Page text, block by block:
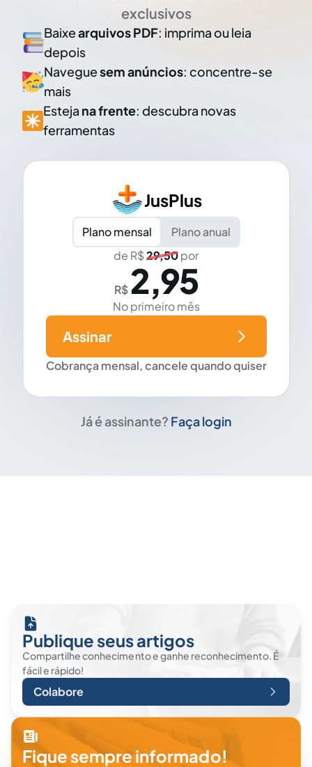
exclusivos
Baixearquivos PDF: imprima ou leia
depois
Naveguesem anúncios: concentre-se
mais
Esteja na frente: descubra novas
ferramentas
JusPlus
Plano mensal
Plano anual
de R$29,50por
R$ 2,95
No primeiro mês
Cobrança mensal, cancele quando quiser
Assinar
Já é assinante? Faça login
Publique seus artigos
Compartilhe conhecimento e ganhe reconhecimento. É
fácil e rápido!
Colabore
Fique sempre informado!